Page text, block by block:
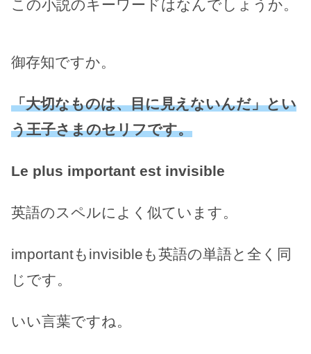
この小説のキーワードはなんでしょうか。
御存知ですか。
「大切なものは、目に見えないんだ」とい
う王子さまのセリフです。
Le plus important est invisible
英語のスペルによく似ています。
importantもinvisibleも英語の単語と全く同
じです。
いい言葉ですね。